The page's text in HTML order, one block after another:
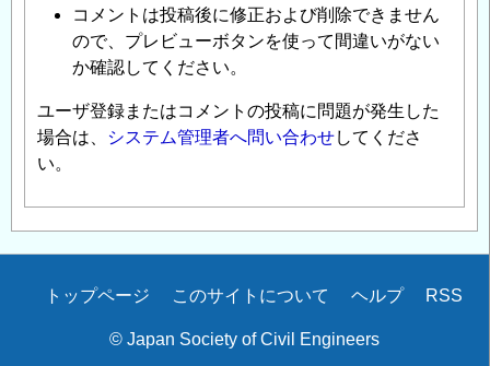
コメントは投稿後に修正および削除できません
ので、プレビューボタンを使って間違いがない
か確認してください。
ユーザ登録またはコメントの投稿に問題が発生した
場合は、
システム管理者へ問い合わせしてくださ
い。
Secondary
トップページ このサイトについて ヘルプ RSS
© Japan Society of Civil Engineers